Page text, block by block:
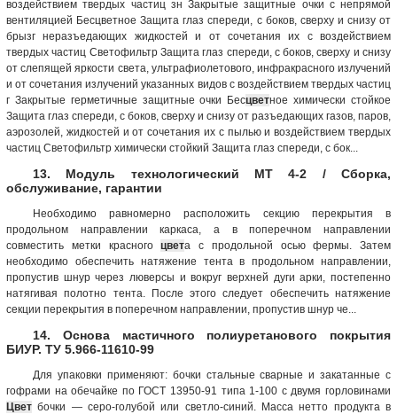
воздействием твердых частиц зн Закрытые защит­ные очки с непря­мой
вентиляцией Бесцветное Защита глаз спереди, с боков, сверху и снизу от
брызг неразъедающих жидкостей и от сочетания их с воздействием
твердых частиц Светофильтр Защита глаз спереди, с боков, сверху и снизу
от слепящей яркости света, ультрафиолетового, инфракрасного излучений
и от сочетания излучений указанных видов с воздействием твердых частиц
г Закрытые герме­тичные защитные очки Бесцветное хими­чески стойкое
Защита глаз спереди, с боков, сверху и снизу от разъедающих газов, паров,
аэрозолей, жидкостей и от сочетания их с пылью и воздействием твердых
частиц Светофильтр хи­мически стойкий Защита глаз спереди, с бок...
13. Модуль технологический МТ 4-2 / Сборка,
обслуживание, гарантии
Необходимо равномерно расположить секцию перекрытия в
продольном направлении каркаса, а в поперечном направлении
совместить метки красногоцвета с продольной осью фермы. Затем
необходимо обеспечить натяжение тента в продольном направлении,
пропустив шнур через люверсы и вокруг верхней дуги арки, постепенно
натягивая полотно тента. После этого следует обеспечить натяжение
секции перекрытия в поперечном направлении, пропустив шнур че...
14. Основа мастичного полиуретанового покрытия
БИУР. ТУ 5.966-11610-99
Для упаковки применяют: бочки стальные сварные и закатанные с
гофрами на обечайке по ГОСТ 13950-91 типа 1-100 с двумя горловинами
Цвет бочки — серо-голубой или светло-синий. Масса нетто продукта в